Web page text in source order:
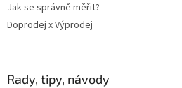
Jak se správně měřit?
Doprodej x Výprodej
Rady, tipy, návody